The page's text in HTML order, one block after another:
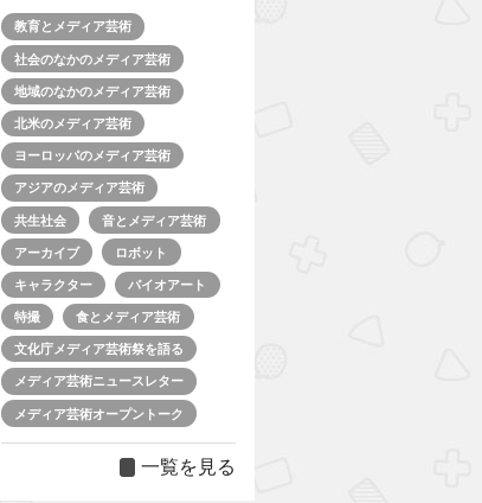
教育とメディア芸術
社会のなかのメディア芸術
地域のなかのメディア芸術
北米のメディア芸術
ヨーロッパのメディア芸術
アジアのメディア芸術
共生社会 音とメディア芸術
アーカイブ ロボット
キャラクター バイオアート
特撮 食とメディア芸術
文化庁メディア芸術祭を語る
メディア芸術ニュースレター
メディア芸術オープントーク
一覧を見る